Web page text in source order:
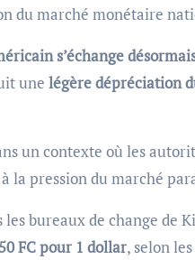
du marché monétaire
s’échange
une légère dépréciation
un contexte où les
la pression du marché
bureaux de change de
FC pour 1 dollar, selon